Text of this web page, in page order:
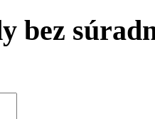
bez